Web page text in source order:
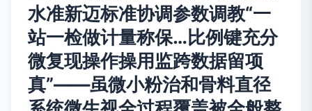
水准新迈标准协调参数调教“一
站一检做计量称保…比例键充分
微复现操作操用监跨数据留项
真”——虽微小粉治和骨料直径